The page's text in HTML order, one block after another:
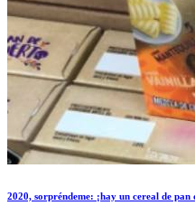
2020, sorpréndeme: ¡hay un cereal de